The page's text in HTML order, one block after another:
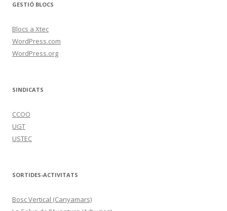
GESTIÓ BLOCS
Blocs a Xtec
WordPress.com
WordPress.org
SINDICATS
CCOO
UGT
USTEC
SORTIDES-ACTIVITATS
Bosc Vertical (Canyamars)